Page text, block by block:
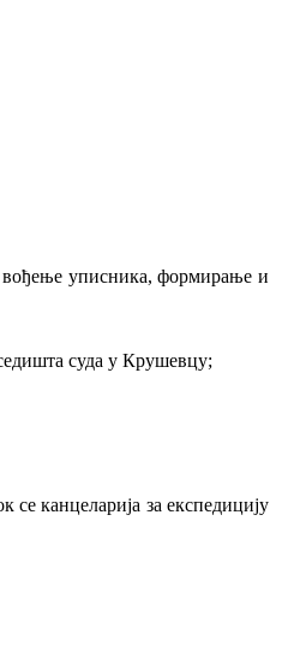
вођење уписника, формирање и
суда у Крушевцу;
канцеларија за експедицију